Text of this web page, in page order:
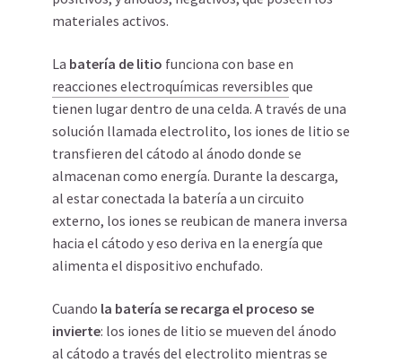
materiales activos.
La batería de litio funciona con base en
reacciones electroquímicas reversibles que
tienen lugar dentro de una celda. A través de una
solución llamada electrolito, los iones de litio se
transfieren del cátodo al ánodo donde se
almacenan como energía. Durante la descarga,
al estar conectada la batería a un circuito
externo, los iones se reubican de manera inversa
hacia el cátodo y eso deriva en la energía que
alimenta el dispositivo enchufado.
Cuando la batería se recarga el proceso se
invierte: los iones de litio se mueven del ánodo
al cátodo a través del electrolito mientras se